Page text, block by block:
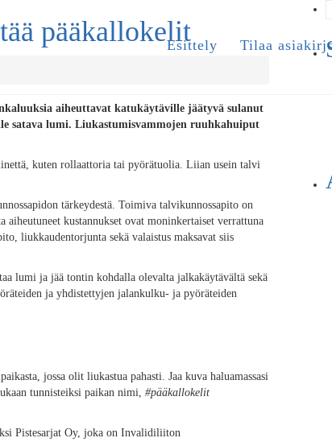
Esittely Tilaa
pääkallokelit
aiheuttavat katukäytäville jäätyvä sulanut
satava lumi. Liukastumisvammojen ruuhkahuiput
kuten rollaattoria tai pyörätuolia. Liian usein talvi
tärkeydestä. Toimiva talvikunnossapito on
aiheutuneet kustannukset ovat moninkertaiset verrattuna
liukkaudentorjunta sekä valaistus maksavat siis
lumi ja jää tontin kohdalla olevalta jalkakäytävältä sekä
ja yhdistettyjen jalankulku- ja pyöräteiden
jossa olit liukastua pahasti. Jaa kuva haluamassasi
tunnisteiksi paikan nimi, #pääkallokelit
Pistesarjat Oy, joka on Invalidiliiton